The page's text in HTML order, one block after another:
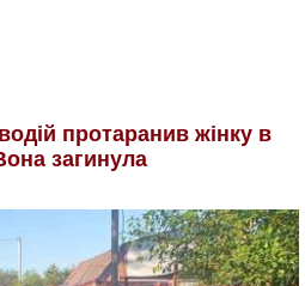
протаранив жінку в
загинула